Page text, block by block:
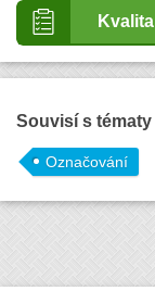
Kvalita
Souvisí s tématy
Označování